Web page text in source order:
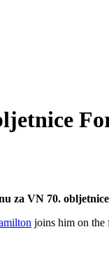
za VN 70.
joins him on